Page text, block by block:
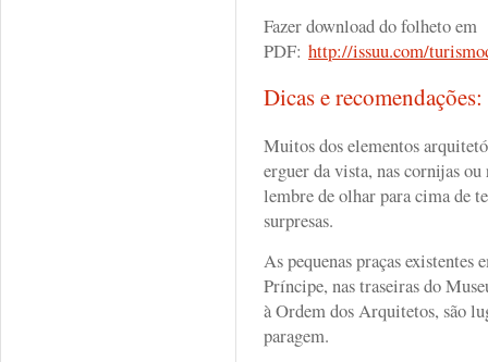
Fazer download do folheto em
PDF: http://issuu.com/
Dicas e
Muitos dos elementos
erguer da vista, nas cornijas
lembre de olhar para cima de
surpresas.
As pequenas praças existentes
Príncipe, nas traseiras do
à Ordem dos Arquitetos, são
paragem.